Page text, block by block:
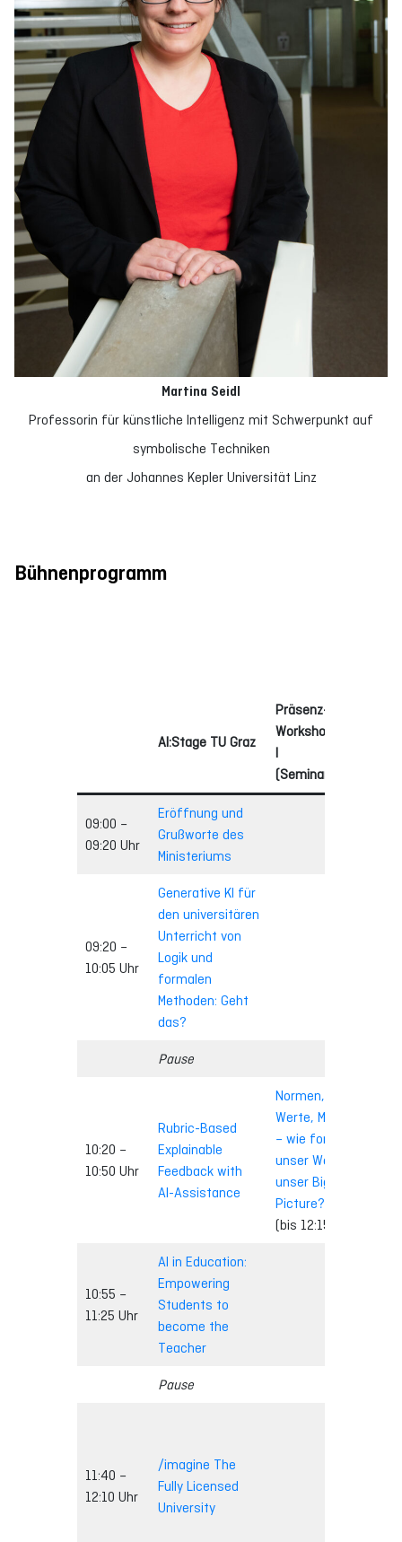
Martina Seidl
Professorin für künstliche Intelligenz mit Schwerpunkt auf
symbolische Techniken
an der Johannes Kepler Universität Linz
Bühnenprogramm
AI:Stage TU Graz
Präsenz-
Workshop Graz
I
(Seminarraum
09:00 –
09:20 Uhr
Eröffnung und
Grußworte des
Ministeriums
09:20 –
10:05 Uhr
Generative KI für
den universitären
Unterricht von
Logik und
formalen
Methoden: Geht
das?
Pause
10:20 –
10:50 Uhr
Rubric-Based
Explainable
Feedback with
AI-Assistance
Normen,
Werte, Mythen
– wie formt
unser Weltbild
unser Bigger
Picture?
(bis 12:15 Uhr)
10:55 –
11:25 Uhr
AI in Education:
Empowering
Students to
become the
Teacher
Pause
11:40 –
12:10 Uhr
/imagine The
Fully Licensed
University